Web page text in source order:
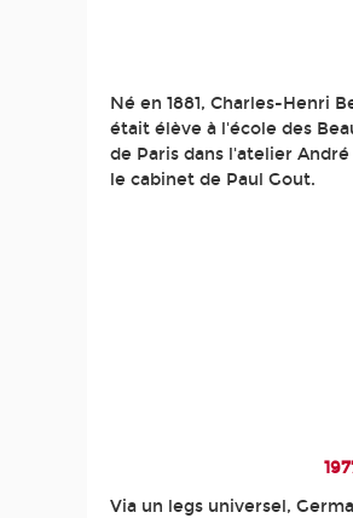
Né en 1881, Charles-Henri
était élève à l'école des
de Paris dans l'atelier
le cabinet de Paul Gout.
Via un legs universel,